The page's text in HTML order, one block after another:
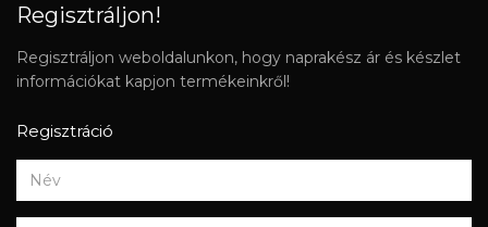
Regisztráljon!
Regisztráljon weboldalunkon, hogy naprakész ár és készlet
információkat kapjon termékeinkről!
Regisztráció